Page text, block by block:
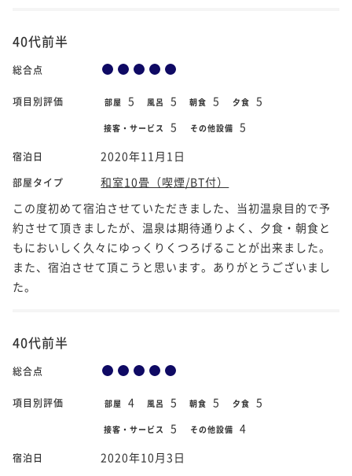
40代前半
総合点
項目別評価 部屋 5 風呂 5 朝食 5 夕食 5
接客・サービス 5 その他設備 5
宿泊日 2020年11月1日
部屋タイプ
和室10畳（喫煙/BT付）
この度初めて宿泊させていただきました、当初温泉目的で予
約させて頂きましたが、温泉は期待通りよく、夕食・朝食と
もにおいしく久々にゆっくりくつろげることが出来ました。
また、宿泊させて頂こうと思います。ありがとうございまし
た。
40代前半
総合点
項目別評価 部屋 4 風呂 5 朝食 5 夕食 5
接客・サービス 5 その他設備 4
宿泊日
2020年10月3日